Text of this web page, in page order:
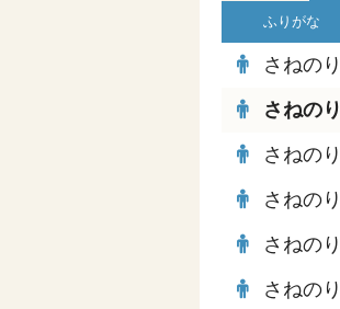
ふりがな
さねのり
さねのり
さねのり
さねのり
さねのり
さねのり